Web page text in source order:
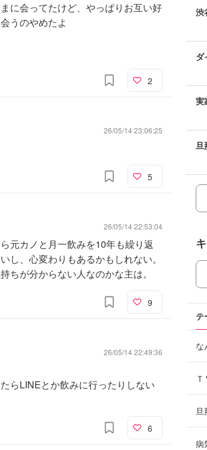
に会ってたけど、やっぱりお互い好
うのやめたよ
2
26/05/14 23:06:25
5
26/05/14 22:53:04
元カノと月一飲みを10年も繰り返
し、心変わりもあるかもしれない。
ちが分からない人なのかな主は。
9
26/05/14 22:49:36
らLINEとか飲みに行ったりしない
6
渋
ダ
実
旦
テ
な
旦
病